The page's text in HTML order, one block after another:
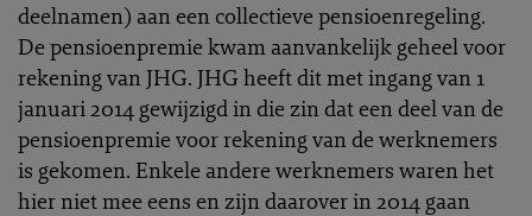
deelnamen) aan een collectieve pensioenregeling.
De pensioenpremie kwam aanvankelijk geheel voor
rekening van JHG. JHG heeft dit met ingang van 1
januari 2014 gewijzigd in die zin dat een deel van de
pensioenpremie voor rekening van de werknemers
is gekomen. Enkele andere werknemers waren het
hier niet mee eens en zijn daarover in 2014 gaan